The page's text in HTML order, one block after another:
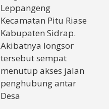
Leppangeng
Kecamatan Pitu Riase
Kabupaten Sidrap.
Akibatnya longsor
tersebut sempat
menutup akses jalan
penghubung antar
Desa